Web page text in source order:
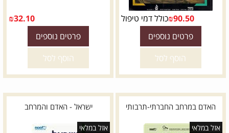
₪90.50 כולל דמי טיפול
פרטים נוספים
הוסף לסל
₪32.10
פרטים נוספים
הוסף לסל
האדם במרחב החברתי-תרבותי
אזל במלאי
ישראל - האדם והמרחב
אזל במלאי